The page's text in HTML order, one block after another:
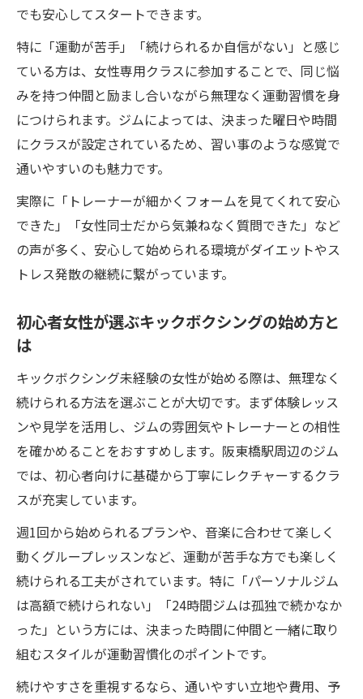
向上
仲間と一緒ならキックボクシングも長続き
ダイエット成功へ導くキックボクシング活用法
キックボクシングで女性のダイエット効果
を実感
女性向けキックボクシングで続くボディメ
イク
週に何回キックボクシングで痩せられる
か？
比較
性
ストレス発散に効果的なキックボクシングで心
もリフレッシュ
キックボクシングで女性のストレス解消を
実感
運動不足解消にキックボクシングがおすす
めな理由
キックボクシングで心身ともにリフレッシ
ュする方法
音楽とキックボクシングで気分転換をサポ
ート
女性が元気になれるキックボクシングの秘
密
でも安心してスタートできます。
特に「運動が苦手」「続けられるか自信がない」と感じ
ている方は、女性専用クラスに参加することで、同じ悩
みを持つ仲間と励まし合いながら無理なく運動習慣を身
につけられます。ジムによっては、決まった曜日や時間
にクラスが設定されているため、習い事のような感覚で
通いやすいのも魅力です。
実際に「トレーナーが細かくフォームを見てくれて安心
できた」「女性同士だから気兼ねなく質問できた」など
の声が多く、安心して始められる環境がダイエットやス
トレス発散の継続に繋がっています。
初心者女性が選ぶキックボクシングの始め方と
は
キックボクシング未経験の女性が始める際は、無理なく
続けられる方法を選ぶことが大切です。まず体験レッス
ンや見学を活用し、ジムの雰囲気やトレーナーとの相性
を確かめることをおすすめします。阪東橋駅周辺のジム
では、初心者向けに基礎から丁寧にレクチャーするクラ
スが充実しています。
週1回から始められるプランや、音楽に合わせて楽しく
動くグループレッスンなど、運動が苦手な方でも楽しく
続けられる工夫がされています。特に「パーソナルジム
は高額で続けられない」「24時間ジムは孤独で続かなか
った」という方には、決まった時間に仲間と一緒に取り
組むスタイルが運動習慣化のポイントです。
続けやすさを重視するなら、通いやすい立地や費用、予